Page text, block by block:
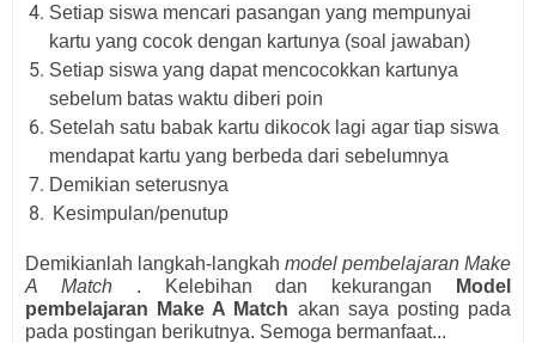
Setiap siswa mencari pasangan yang mempunyai
kartu yang cocok dengan kartunya (soal jawaban)
Setiap siswa yang dapat mencocokkan kartunya
sebelum batas waktu diberi poin
Setelah satu babak kartu dikocok lagi agar tiap siswa
mendapat kartu yang berbeda dari sebelumnya
Demikian seterusnya
Kesimpulan/penutup
Demikianlah langkah-langkah model pembelajaran Make
A Match
. Kelebihan dan kekurangan
Model
pembelajaran Make A Match akan saya posting pada
pada postingan berikutnya. Semoga bermanfaat...